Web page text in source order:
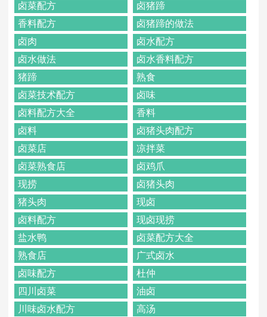
卤菜配方
卤猪蹄
香料配方
卤猪蹄的做法
卤肉
卤水配方
卤水做法
卤水香料配方
猪蹄
熟食
卤菜技术配方
卤味
卤料配方大全
香料
卤料
卤猪头肉配方
卤菜店
凉拌菜
卤菜熟食店
卤鸡爪
现捞
卤猪头肉
猪头肉
现卤
卤料配方
现卤现捞
盐水鸭
卤菜配方大全
熟食店
广式卤水
卤味配方
杜仲
四川卤菜
油卤
川味卤水配方
高汤